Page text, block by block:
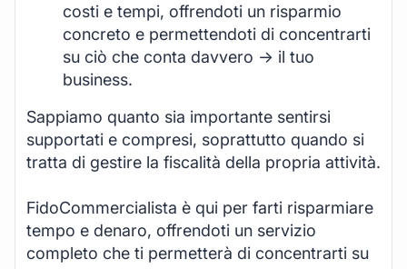
costi e tempi, offrendoti un risparmio
concreto e permettendoti di concentrarti
su ciò che conta davvero -> il tuo
business.
Sappiamo quanto sia importante sentirsi
supportati e compresi, soprattutto quando si
tratta di gestire la fiscalità della propria attività.
FidoCommercialista è qui per farti risparmiare
tempo e denaro, offrendoti un servizio
completo che ti permetterà di concentrarti su